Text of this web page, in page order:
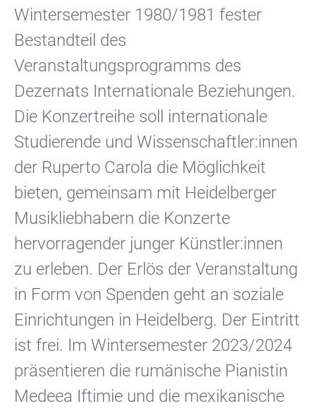
Wintersemester 1980/1981 fester
Bestandteil des
Veranstaltungsprogramms des
Dezernats Internationale Beziehungen.
Die Konzertreihe soll internationale
Studierende und Wissenschaftler:innen
der Ruperto Carola die Möglichkeit
bieten, gemeinsam mit Heidelberger
Musikliebhabern die Konzerte
hervorragender junger Künstler:innen
zu erleben. Der Erlös der Veranstaltung
in Form von Spenden geht an soziale
Einrichtungen in Heidelberg. Der Eintritt
ist frei. Im Wintersemester 2023/2024
präsentieren die rumänische Pianistin
Medeea Iftimie und die mexikanische